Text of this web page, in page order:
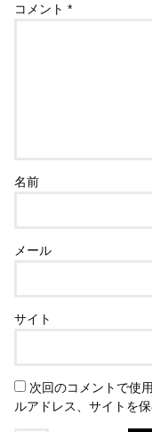
コメント*
名前
メール
サイト
次回のコメントで使
ルアドレス、サイトを保